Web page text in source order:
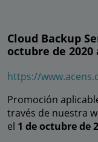
Cloud Backup
octubre de 2020
https://
Promoción
través de nuestra
el 1 de octubre de